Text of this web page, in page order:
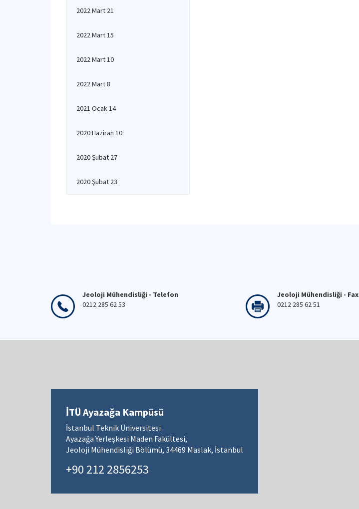
2022 Mart 21
2022 Mart 15
2022 Mart 10
2022 Mart 8
2021 Ocak 14
2020 Haziran 10
2020 Şubat 27
2020 Şubat 23
Jeoloji Mühendisliği - Telefon
0212 285 62 53
Jeoloji Mühendisliği - Fax
0212 285 62 51
İTÜ Ayazağa Kampüsü
İstanbul Teknik Üniversitesi
Ayazağa Yerleşkesi Maden Fakültesi,
Jeoloji Mühendisliği Bölümü, 34469 Maslak, İstanbul
+90 212 2856253